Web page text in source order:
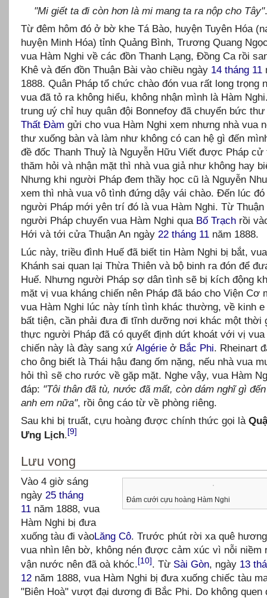
"Mi giết ta đi còn hơn là mi mang ta ra nộp cho Tây"
Từ đêm hôm đó ở bờ khe Tá Bào, huyện Tuyên Hóa
huyện Minh Hóa) tỉnh Quảng Bình, Trương Quang
vua Hàm Nghi về các đồn Thanh Lạng, Đồng Ca rồi
Khê và đến đồn Thuận Bài vào chiều ngày 14 tháng 11
1888. Quân Pháp tổ chức chào đón vua rất long trọng
vua đã tỏ ra không hiểu, không nhận mình là Hàm
trung uý chỉ huy quân đội Bonnefoy đã chuyển bức
Thất Đàm gửi cho vua Hàm Nghi xem nhưng nhà vua
thư xuống bàn và làm như không có can hệ gì đến
đề đốc Thanh Thuỷ là Nguyễn Hữu Viết được Pháp cử
thăm hỏi và nhận mặt thì nhà vua giả như không hay
Nhưng khi người Pháp đem thầy học cũ là Nguyễn
xem thì nhà vua vô tình đứng dậy vái chào. Đến lúc
người Pháp mới yên trí đó là vua Hàm Nghi. Từ Thuận
người Pháp chuyển vua Hàm Nghi qua Bố Trạch rồi
Hới và tới cửa Thuận An ngày 22 tháng 11 năm 1888.
Lúc này, triều đình Huế đã biết tin Hàm Nghi bị bắt,
Khánh sai quan lại Thừa Thiên và bộ binh ra đón để
Huế. Nhưng người Pháp sợ dân tình sẽ bị kích động
mặt vị vua kháng chiến nên Pháp đã báo cho Viện Cơ
vua Hàm Nghi lúc này tính tình khác thường, về kinh e
bất tiện, cần phải đưa đi tĩnh dưỡng nơi khác một thời
thực người Pháp đã có quyết định dứt khoát với vị vua
chiến này là đày sang xứ Algérie ở Bắc Phi. Rheinart
cho ông biết là Thái hậu đang ốm nặng, nếu nhà vua
hỏi thì sẽ cho rước về gặp mặt. Nghe vậy, vua Hàm
đáp: "Tôi thân đã tù, nước đã mất, còn dám nghĩ gì
anh em nữa", rồi ông cáo từ về phòng riêng.
Sau khi bị truất, cựu hoàng được chính thức gọi là
Ưng Lịch.[9]
Lưu vong
Đám cưới cựu hoàng Hàm Nghi
Vào 4 giờ sáng
ngày 25 tháng
11 năm 1888, vua
Hàm Nghi bị đưa
xuống tàu đi vàoLăng Cô. Trước phút rời xa quê
vua nhìn lên bờ, không nén được cảm xúc vì nỗi niềm
vận nước nên đã oà khóc.[10]. Từ Sài Gòn, ngày 13
12 năm 1888, vua Hàm Nghi bị đưa xuống chiếc tàu
"Biên Hoà" vượt đại dương đi Bắc Phi. Do không quen